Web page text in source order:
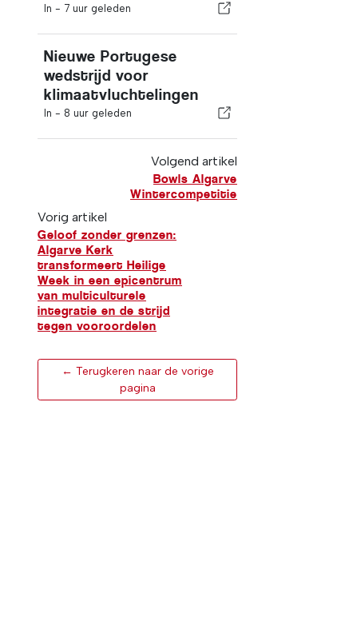
In - 7 uur geleden
Nieuwe Portugese
wedstrijd voor
klimaatvluchtelingen
In - 8 uur geleden
Volgend artikel
Bowls Algarve
Wintercompetitie
Vorig artikel
Geloof zonder grenzen:
Algarve Kerk
transformeert Heilige
Week in een epicentrum
van multiculturele
integratie en de strijd
tegen vooroordelen
← Terugkeren naar de vorige
pagina